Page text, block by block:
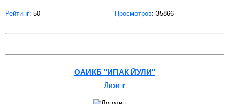
Рейтинг: 50 Просмотров: 35866
ОАИКБ "ИПАК ЙУЛИ"
Лизинг